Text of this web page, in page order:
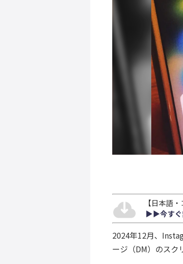
【日本語・
▶︎▶︎今すぐ
2024年12月、
ージ（DM）のスク